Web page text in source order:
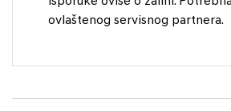
ovlaštenog servisnog partnera.